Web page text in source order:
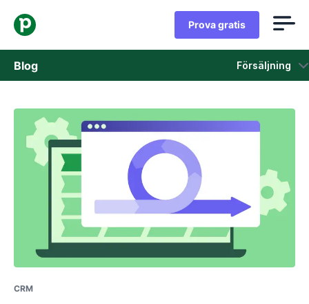
Prova gratis
Blog Försäljning
Försäljning
Marknadsföring
Produkt uppdateringar
Fallstudier
Öppnas i ett nytt fönster
CRM